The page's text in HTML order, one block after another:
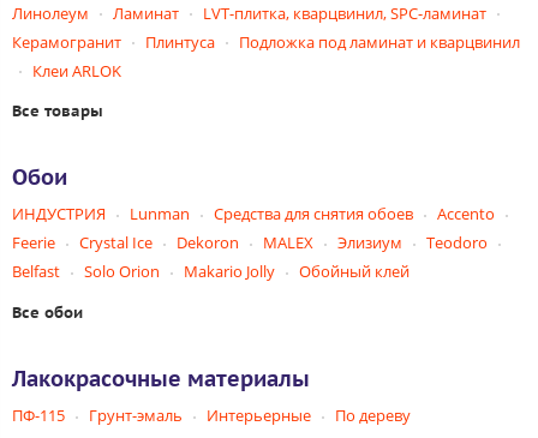
Линолеум Ламинат
LVT-плитка, кварцвинил, SPC-ламинат
Керамогранит
Плинтуса
Подложка под ламинат и кварцвинил
Клеи ARLOK
Все товары
Обои
ИНДУСТРИЯ Lunman Средства для снятия обоев
Accento
Feerie
Crystal Ice Dekoron MALEX Элизиум
Teodoro
Belfast
Solo Orion Makario Jolly Обойный клей
Все обои
Лакокрасочные материалы
ПФ-115 Грунт-эмаль Интерьерные По дереву